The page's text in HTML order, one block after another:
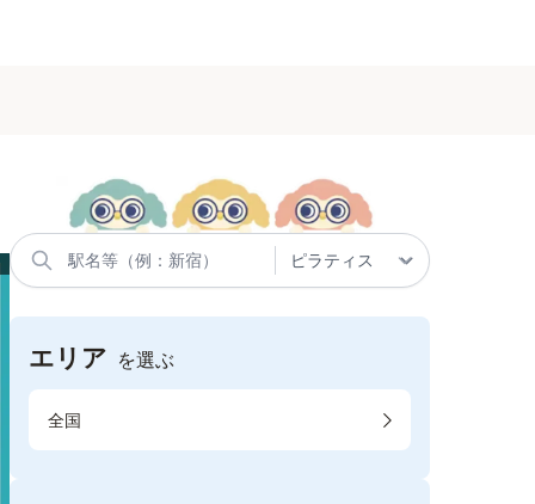
エリア を選ぶ
全国